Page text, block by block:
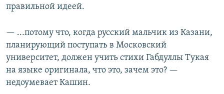
правильной идеей.
— ...потому что, когда русский мальчик из Казани,
планирующий поступать в Московский
университет, должен учить стихи Габдуллы Тукая
на языке оригинала, что это, зачем это? —
недоумевает Кашин.